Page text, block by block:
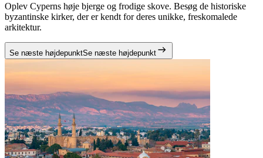
Oplev Cyperns høje bjerge og frodige skove. Besøg de historiske
byzantinske kirker, der er kendt for deres unikke, freskomalede
arkitektur.
Se næste højdepunktSe næste højdepunkt